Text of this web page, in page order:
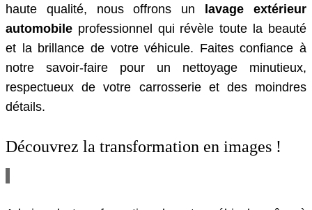
haute qualité, nous offrons un lavage extérieur
automobile professionnel qui révèle toute la beauté
et la brillance de votre véhicule. Faites confiance à
notre savoir-faire pour un nettoyage minutieux,
respectueux de votre carrosserie et des moindres
détails.
Découvrez la transformation en images !